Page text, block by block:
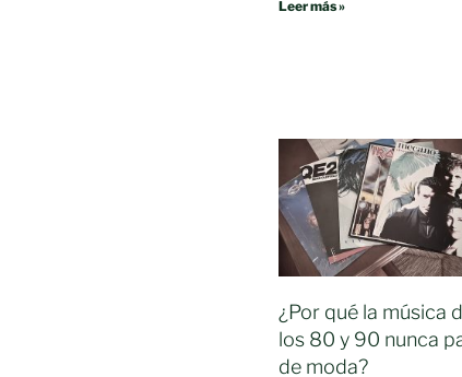
Leer más »
¿Por qué la música
los 80 y 90 nunca
de moda?